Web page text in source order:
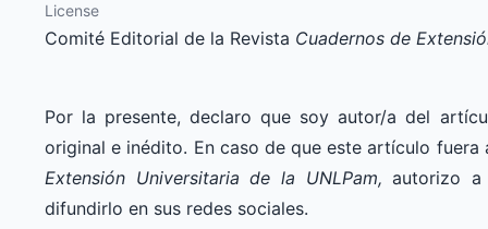
License
Comité Editorial de la Revista Cuadernos de
Por la presente, declaro que soy autor/a del
original e inédito. En caso de que este artículo
Extensión Universitaria de la UNLPam, autorizo
difundirlo en sus redes sociales.